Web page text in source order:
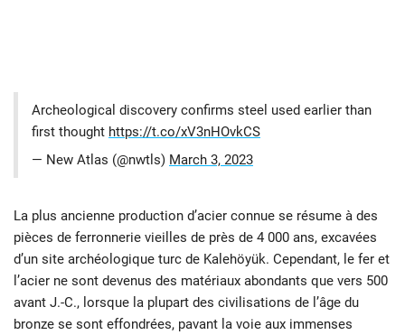
Archeological discovery confirms steel used earlier than
first thought https://t.co/xV3nHOvkCS
— New Atlas (@nwtls) March 3, 2023
La plus ancienne production d’acier connue se résume à des
pièces de ferronnerie vieilles de près de 4 000 ans, excavées
d’un site archéologique turc de Kalehöyük. Cependant, le fer et
l’acier ne sont devenus des matériaux abondants que vers 500
avant J.-C., lorsque la plupart des civilisations de l’âge du
bronze se sont effondrées, pavant la voie aux immenses